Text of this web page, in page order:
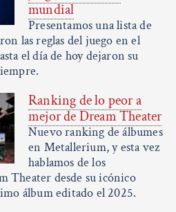
mundial
Presentamos una lista de
las reglas del juego en el
el día de hoy dejaron su
Ranking de lo peor a
mejor de Dream Theater
Nuevo ranking de álbumes
en Metallerium, y esta vez
hablamos de los
Theater desde su icónico
álbum editado el 2025.